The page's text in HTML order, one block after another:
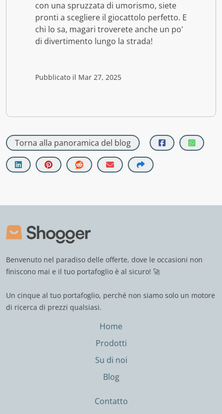
con una spruzzata di umorismo, siete
pronti a scegliere il giocattolo perfetto. E
chi lo sa, magari troverete anche un po'
di divertimento lungo la strada!
Pubblicato il Mar 27, 2025
Torna alla panoramica del blog
Benvenuto nel paradiso delle offerte, dove le occasioni non
finiscono mai e il tuo portafoglio è al sicuro! 🚀
Un cinque al tuo portafoglio, perché non siamo solo un motore
di ricerca di prezzi qualsiasi.
Home
Prodotti
Su di noi
Blog
Contatto